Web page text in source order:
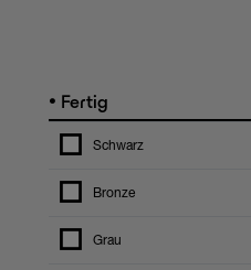
• Fertig
Schwarz
Bronze
Grau